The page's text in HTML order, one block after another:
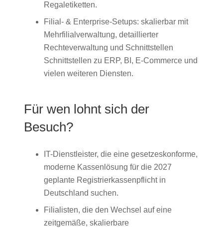
Regaletiketten.
Filial- & Enterprise-Setups: skalierbar mit
Mehrfilialverwaltung, detaillierter
Rechteverwaltung und Schnittstellen
Schnittstellen zu ERP, BI, E-Commerce und
vielen weiteren Diensten.
Für wen lohnt sich der
Besuch?
IT-Dienstleister, die eine gesetzeskonforme,
moderne Kassenlösung für die 2027
geplante Registrierkassenpflicht in
Deutschland suchen.
Filialisten, die den Wechsel auf eine
zeitgemäße, skalierbare